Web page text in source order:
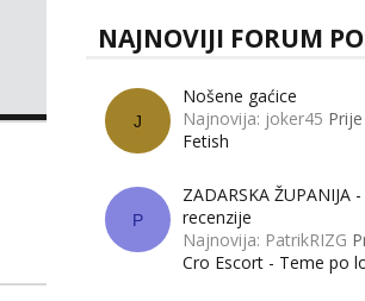
NAJNOVIJI FORUM
J
Nošene gaćice
Najnovija: joker45
Fetish
P
ZADARSKA ŽUPANIJA
recenzije
Najnovija: PatrikRIZG
Cro Escort - Teme po